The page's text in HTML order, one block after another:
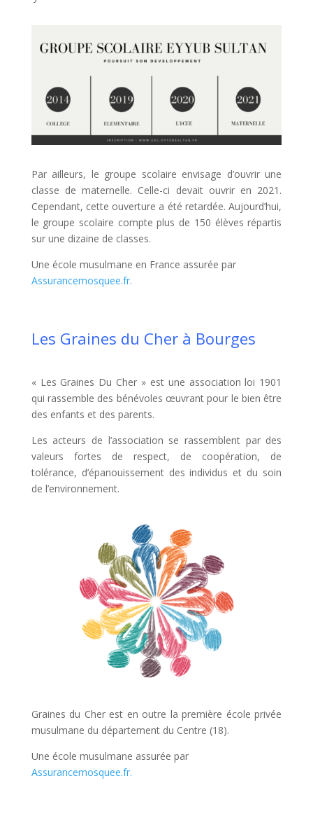
Par ailleurs, le groupe scolaire envisage d’ouvrir une
classe de maternelle. Celle-ci devait ouvrir en 2021.
Cependant, cette ouverture a été retardée. Aujourd’hui,
le groupe scolaire compte plus de 150 élèves répartis
sur une dizaine de classes.
Une école musulmane en France assurée par
Assurancemosquee.fr.
Les Graines du Cher à Bourges
« Les Graines Du Cher » est une association loi 1901
qui rassemble des bénévoles œuvrant pour le bien être
des enfants et des parents.
Les acteurs de l’association se rassemblent par des
valeurs fortes de respect, de coopération, de
tolérance, d’épanouissement des individus et du soin
de l’environnement.
Graines du Cher est en outre la première école privée
musulmane du département du Centre (18).
Une école musulmane assurée par
Assurancemosquee.fr.